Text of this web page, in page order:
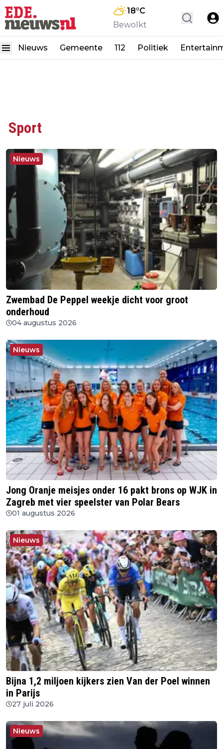
18°C
Bewolkt
Nieuws Gemeente 112 Politiek
Sport
Nieuws
Zwembad De Peppel weekje dicht voor groot
onderhoud
04 augustus 2026
Nieuws
Jong Oranje meisjes onder 16 pakt brons op WJK in
Zagreb met vier speelster van Polar Bears
01 augustus 2026
Nieuws
Bijna 1,2 miljoen kijkers zien Van der Poel winnen
in Parijs
27 juli 2026
Nieuws